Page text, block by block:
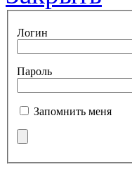
Логин
Пароль
Запомнить меня